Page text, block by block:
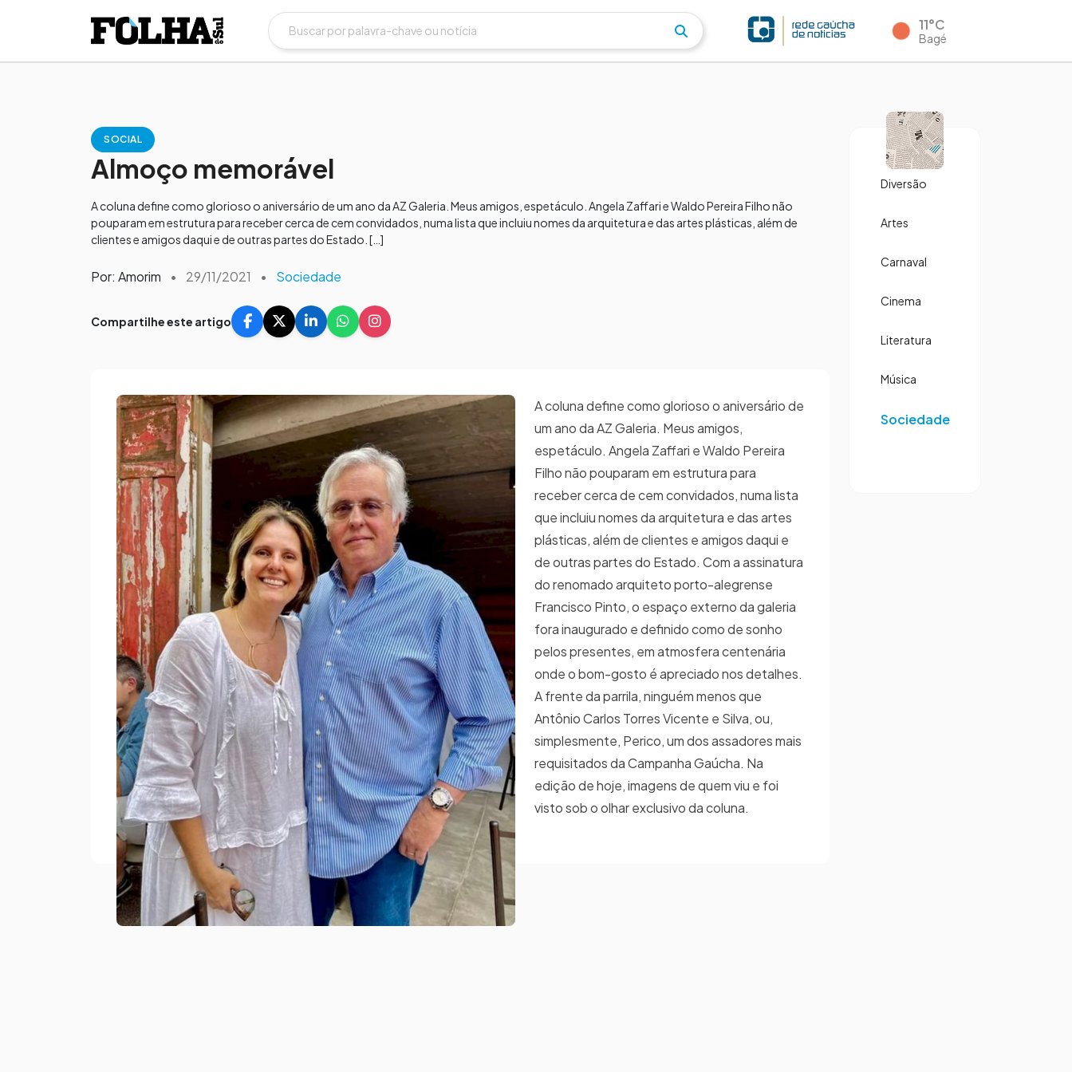
11°C
Bagé
SOCIAL
Almoço memorável
A coluna define como glorioso o aniversário de um ano da AZ Galeria. Meus amigos, espetáculo. Angela Zaffari e Waldo Pereira Filho não
pouparam em estrutura para receber cerca de cem convidados, numa lista que incluiu nomes da arquitetura e das artes plásticas, além de
clientes e amigos daqui e de outras partes do Estado. […]
Por: Amorim • 29/11/2021 • Sociedade
Compartilhe este artigo
A coluna define como glorioso o aniversário de
um ano da AZ Galeria. Meus amigos,
espetáculo. Angela Zaffari e Waldo Pereira
Filho não pouparam em estrutura para
receber cerca de cem convidados, numa lista
que incluiu nomes da arquitetura e das artes
plásticas, além de clientes e amigos daqui e
de outras partes do Estado. Com a assinatura
do renomado arquiteto porto-alegrense
Francisco Pinto, o espaço externo da galeria
fora inaugurado e definido como de sonho
pelos presentes, em atmosfera centenária
onde o bom-gosto é apreciado nos detalhes.
A frente da parrila, ninguém menos que
Antônio Carlos Torres Vicente e Silva, ou,
simplesmente, Perico, um dos assadores mais
requisitados da Campanha Gaúcha. Na
edição de hoje, imagens de quem viu e foi
visto sob o olhar exclusivo da coluna.
Diversão
Artes
Carnaval
Cinema
Literatura
Música
Sociedade